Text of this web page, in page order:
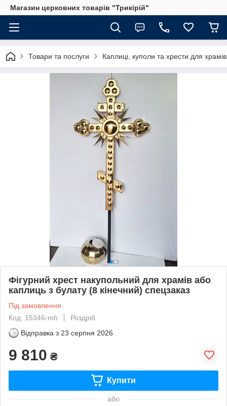
Магазин церковних товарів "Трикірій"
Товари та послуги Каплиці, куполи та хрести для храмів
Фігурний хрест накупольний для храмів або
каплиць з булату (8 кінечний) спецзаказ
Під замовлення
Код: 15346-mh
Роздріб
Відправка з 23 серпня 2026
9 810 ₴
Купити
або